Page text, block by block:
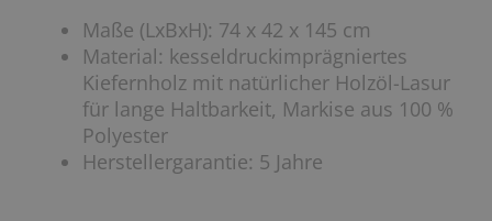
Maße (LxBxH): 74 x 42 x 145 cm
Material: kesseldruckimprägniertes
Kiefernholz mit natürlicher Holzöl-Lasur
für lange Haltbarkeit, Markise aus 100 %
Polyester
Herstellergarantie: 5 Jahre